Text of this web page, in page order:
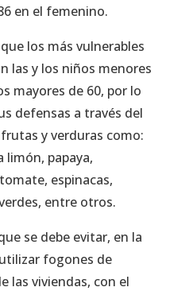
en el femenino.
los más vulnerables
las y los niños menores
mayores de 60, por lo
defensas a través del
y verduras como:
limón, papaya,
espinacas,
entre otros.
se debe evitar, en la
fogones de
las viviendas, con el